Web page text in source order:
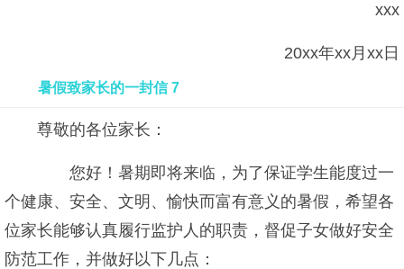
xxx
20xx年xx月xx日
暑假致家长的一封信 7
尊敬的各位家长：
您好！暑期即将来临，为了保证学生能度过一
个健康、安全、文明、愉快而富有意义的暑假，希望各
位家长能够认真履行监护人的职责，督促子女做好安全
防范工作，并做好以下几点：